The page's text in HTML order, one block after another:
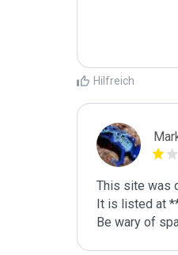
Hilfreich
This site was
It is listed at
Be wary of